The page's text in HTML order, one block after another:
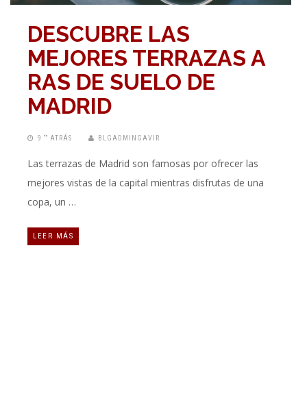
DESCUBRE LAS
MEJORES TERRAZAS A
RAS DE SUELO DE
MADRID
9 “” ATRÁS BLGADMINGAVIR
Las terrazas de Madrid son famosas por ofrecer las
mejores vistas de la capital mientras disfrutas de una
copa, un …
LEER MÁS